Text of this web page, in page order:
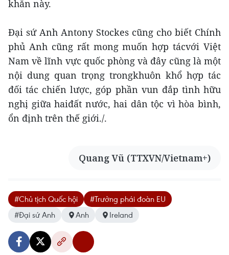
khăn này.
Đại sứ Anh Antony Stockes cũng cho biết Chính
phủ Anh cũng rất mong muốn hợp tácvới Việt
Nam về lĩnh vực quốc phòng và đây cũng là một
nội dung quan trọng trongkhuôn khổ hợp tác
đối tác chiến lược, góp phần vun đắp tình hữu
nghị giữa haiđất nước, hai dân tộc vì hòa bình,
ổn định trên thế giới./.
Quang Vũ (TTXVN/Vietnam+)
#Chủ tịch Quốc hội
#Trưởng phái đoàn EU
#Đại sứ Anh
Anh Ireland